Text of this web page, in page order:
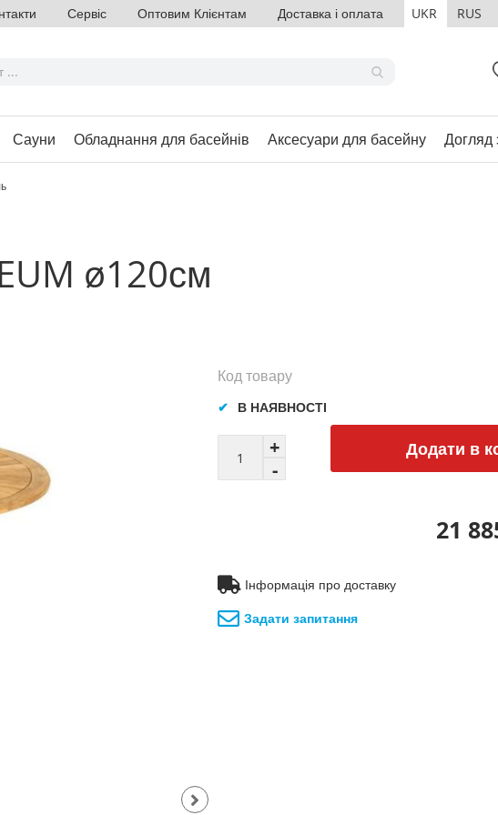
Сервіс Оптовим Клієнтам Доставка і оплата UKR RUS
Сауни Обладнання для басейнів Аксесуари для басейну Догляд
ø120см
Додати в
21
В НАЯВНОСТІ
Код товару
Інформація про доставку
Задати запитання